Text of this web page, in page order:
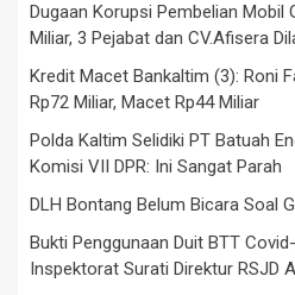
Dugaan Korupsi Pembelian Mobil
Miliar, 3 Pejabat dan CV.Afisera
Kredit Macet Bankaltim (3): Roni
Rp72 Miliar, Macet Rp44 Miliar
Polda Kaltim Selidiki PT Batuah
Komisi VII DPR: Ini Sangat Parah
DLH Bontang Belum Bicara Soal
Bukti Penggunaan Duit BTT
Inspektorat Surati Direktur RSJD